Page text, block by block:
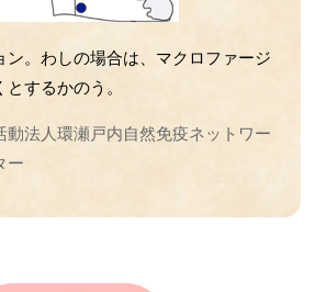
話
話
トピーの話
ン。わしの場合は、マクロファージ
するかのう。
動法人環瀬戸内自然免疫ネットワー
ー